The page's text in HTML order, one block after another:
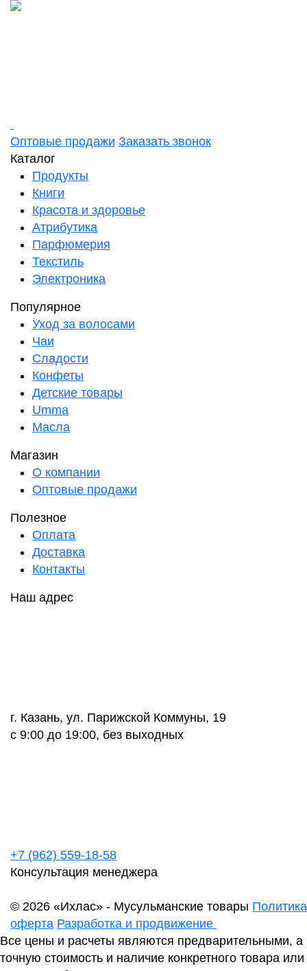
Оптовые продажи Заказать звонок
Каталог
Продукты
Книги
Красота и здоровье
Атрибутика
Парфюмерия
Текстиль
Электроника
Популярное
Уход за волосами
Чаи
Сладости
Конфеты
Детские товары
Umma
Масла
Магазин
О компании
Оптовые продажи
Полезное
Оплата
Доставка
Контакты
Наш адрес
г. Казань, ул. Парижской Коммуны, 19
с 9:00 до 19:00, без выходных
+7 (962) 559-18-58
Консультация менеджера
© 2026 «Ихлас» - Мусульманские товары
оферта Разработка и продвижение
Все цены и расчеты являются предварительными, а
точную стоимость и наличие конкретного товара или